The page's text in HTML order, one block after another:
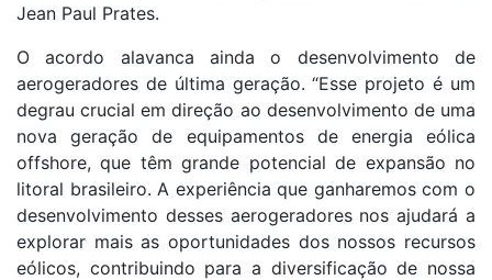
Jean Paul Prates.
O acordo alavanca ainda o desenvolvimento de
aerogeradores de última geração. “Esse projeto é um
degrau crucial em direção ao desenvolvimento de uma
nova geração de equipamentos de energia eólica
offshore, que têm grande potencial de expansão no
litoral brasileiro. A experiência que ganharemos com o
desenvolvimento desses aerogeradores nos ajudará a
explorar mais as oportunidades dos nossos recursos
eólicos, contribuindo para a diversificação de nossa